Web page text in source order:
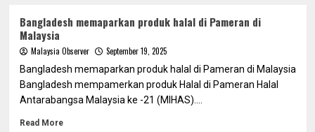
Bangladesh memaparkan produk halal di Pameran di
Malaysia
Malaysia Observer
September 19, 2025
Bangladesh memaparkan produk halal di Pameran di Malaysia
Bangladesh mempamerkan produk Halal di Pameran Halal
Antarabangsa Malaysia ke -21 (MIHAS)....
Read More